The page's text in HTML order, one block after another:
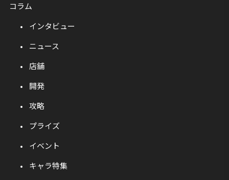
コラム
インタビュー
ニュース
店舗
開発
攻略
プライズ
イベント
キャラ特集